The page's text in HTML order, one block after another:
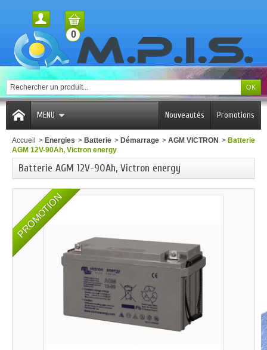
0
MENU Promotions
Nouveautés
Accueil > Energies > Batterie > Démarrage > AGM VICTRON > Batterie
AGM 12V-90Ah, Victron energy
Batterie AGM 12V-90Ah, Victron energy
PROMOTION